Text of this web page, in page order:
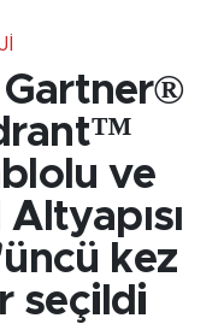
ve
kez
seçildi